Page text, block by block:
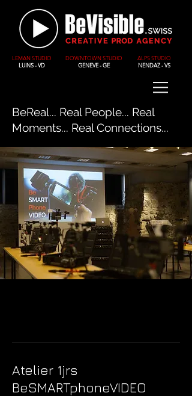
LEMAN STUDIO
LUINS - VD
DOWNTOWN STUDIO
GENEVE - GE
ALPS STUDIO
NENDAZ - VS
BeReal... Real People... Real
Moments... Real Connections...
Atelier 1jrs
BeSMARTphoneVIDEO